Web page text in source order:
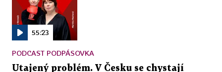
55:23
PODCAST PODPÁSOVKA
Utajený problém. V Česku se chystají